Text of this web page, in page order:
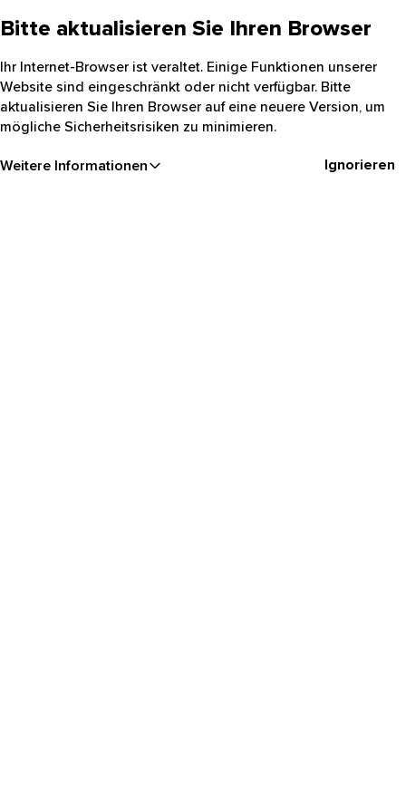
Bitte aktualisieren Sie Ihren Browser
Ihr Internet-Browser ist veraltet. Einige Funktionen unserer
Website sind eingeschränkt oder nicht verfügbar. Bitte
aktualisieren Sie Ihren Browser auf eine neuere Version, um
mögliche Sicherheitsrisiken zu minimieren.
Weitere Informationen Ignorieren